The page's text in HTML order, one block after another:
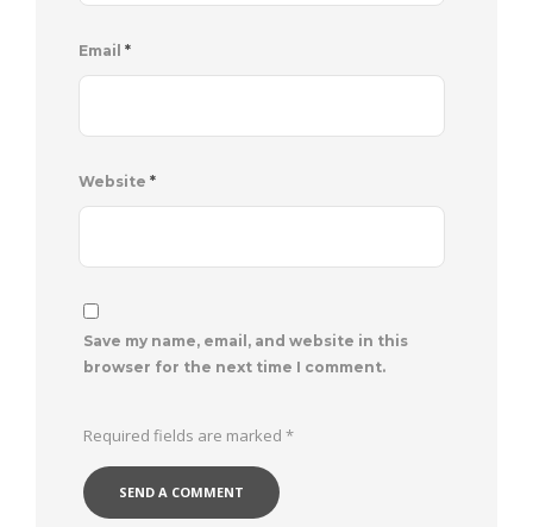
Email *
Website *
Save my name, email, and website in this
browser for the next time I comment.
Required fields are marked *